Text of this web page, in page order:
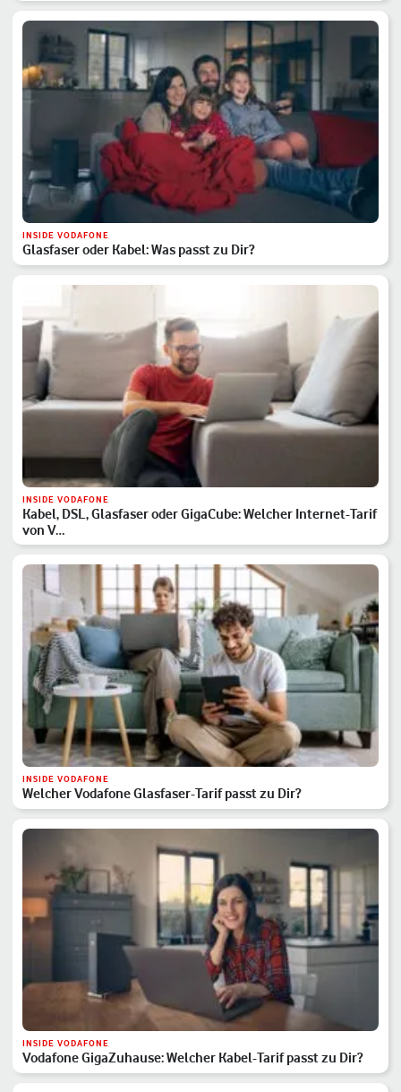
INSIDE VODAFONE
Glasfaser oder Kabel: Was passt zu Dir?
INSIDE VODAFONE
Kabel, DSL, Glasfaser oder GigaCube: Welcher Internet-Tarif
von V…
INSIDE VODAFONE
Welcher Vodafone Glasfaser-Tarif passt zu Dir?
INSIDE VODAFONE
Vodafone GigaZuhause: Welcher Kabel-Tarif passt zu Dir?